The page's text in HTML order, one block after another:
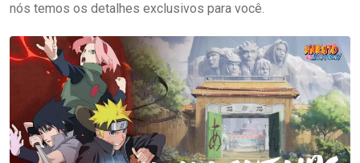
nós temos os detalhes exclusivos para você.